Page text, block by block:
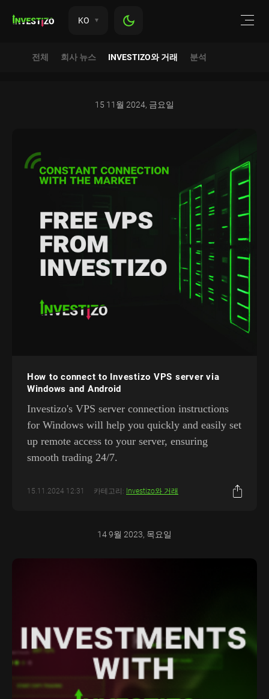
KO
전체 회사 뉴스 INVESTIZO와 거래 분석
15 11월 2024, 금요일
How to connect to Investizo VPS server via
Windows and Android
Investizo's VPS server connection instructions
for Windows will help you quickly and easily set
up remote access to your server, ensuring
smooth trading 24/7.
15.11.2024 12:31 카테고리: Investizo와 거래
14 9월 2023, 목요일